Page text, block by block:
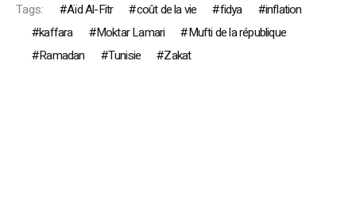
Tags: Aïd Al-Fitr coût de la vie fidya
inflation
kaffara
Moktar Lamari
Mufti de la république
Ramadan
Tunisie Zakat